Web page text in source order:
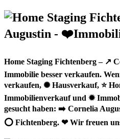
Home Staging Fichtenberg – ↗️
Immobilie besser verkaufen.
verkaufen, ✺ Hausverkauf, ⭐
Immobilienverkauf und ✹
gesucht haben: ➡️ Cornelia
⭕ Fichtenberg. ❤ Wir freuen